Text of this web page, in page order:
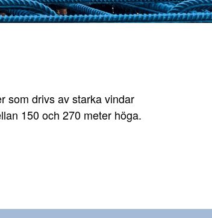
som drivs av starka vindar
150 och 270 meter höga.